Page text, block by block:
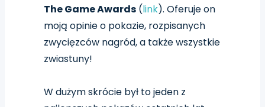
The Game Awards (link). Oferuje on
moją opinie o pokazie, rozpisanych
zwycięzców nagród, a także wszystkie
zwiastuny!
W dużym skrócie był to jeden z